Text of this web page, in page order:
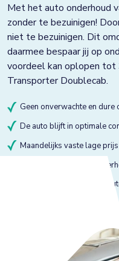
Met het auto onderhoud
zonder te bezuinigen!
niet te bezuinigen. Dit
daarmee bespaar jij op
voordeel kan oplopen
Transporter Doublecab.
Geen onverwachte en
De auto blijft in optimale
Maandelijks vaste lage prijs
Onderhoud volgens
Onderhoud bij gekeurde